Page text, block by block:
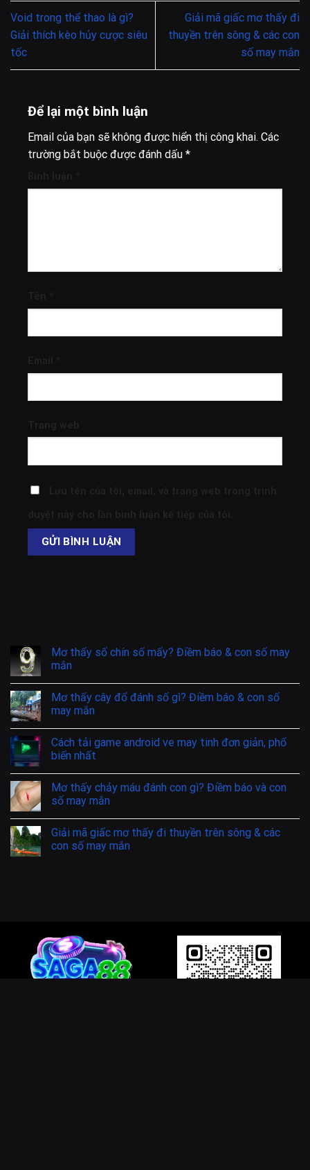
Void trong thể thao là gì?
Giải thích kèo hủy cược siêu
tốc
Giải mã giấc mơ thấy đi
thuyền trên sông & các con
số may mắn
Để lại một bình luận
Email của bạn sẽ không được hiển thị công khai. Các
trường bắt buộc được đánh dấu *
Mơ thấy số chín số mấy? Điềm báo & con số may
mắn
Mơ thấy cây đổ đánh số gì? Điềm báo & con số
may mắn
Cách tải game android ve may tinh đơn giản, phổ
biến nhất
Mơ thấy chảy máu đánh con gì? Điềm báo và con
số may mắn
Giải mã giấc mơ thấy đi thuyền trên sông & các
con số may mắn